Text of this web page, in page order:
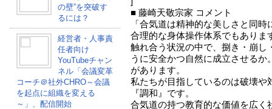
の壁”を突破す
るには？
経営者・人事責
任者向け
YouTubeチャン
ネル「会議変革
コーチ＠社外CHRO～会議
を起点に組織を変える
～」、配信開始
■ 藤崎天敬宗家 コメント
「合気道は精神的な美しさと同
合理的な身体操作体系でもありま
触れ合う状況の中で、捌き・崩し
うに安全かつ自然に成立させるか
があります。
私たちが目指しているのは破壊や
『調和』です。
合気道の持つ教育的な価値を広く